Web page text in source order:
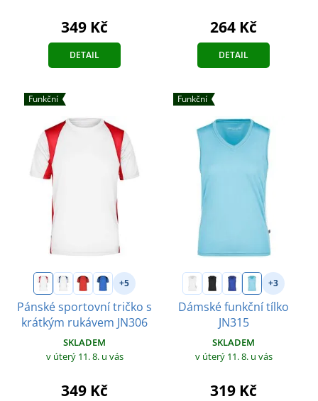
349 Kč
DETAIL
264 Kč
DETAIL
Funkční
+5
Pánské sportovní tričko s
krátkým rukávem JN306
SKLADEM
v úterý 11. 8. u vás
349 Kč
Funkční
+3
Dámské funkční tílko
JN315
SKLADEM
v úterý 11. 8. u vás
319 Kč